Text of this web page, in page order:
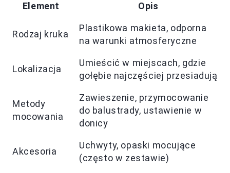
Element Opis
Rodzaj kruka
Plastikowa makieta, odporna
na warunki atmosferyczne
Lokalizacja
Umieścić w miejscach, gdzie
gołębie najczęściej przesiadują
Metody
mocowania
Zawieszenie, przymocowanie
do balustrady, ustawienie w
donicy
Akcesoria
Uchwyty, opaski mocujące
(często w zestawie)